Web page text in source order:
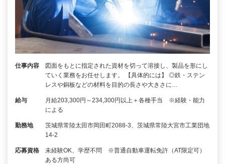
仕事内容
図面をもとに指定された資材を切って溶接し、製品を形にし
ていく業務をお任せします。 【具体的には】 ◎鉄・ステン
レスや銅板などの材料を目的の長さや大きさに…
給与
月給203,300円～234,300円以上＋各種手当 ※経験・能力
による
勤務地
茨城県常陸太田市岡田町2088-3、茨城県常陸大宮市工業団地
14-2
応募資格
未経験OK、学歴不問 ※普通自動車運転免許（AT限定可）
ある方尚可